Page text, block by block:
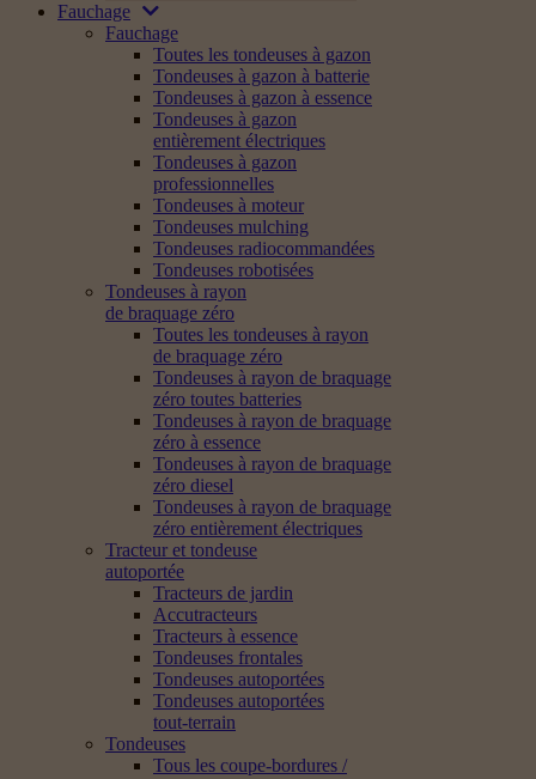
Fauchage
Fauchage
Toutes les tondeuses à gazon
Tondeuses à gazon à batterie
Tondeuses à gazon à essence
Tondeuses à gazon
entièrement électriques
Tondeuses à gazon
professionnelles
Tondeuses à moteur
Tondeuses mulching
Tondeuses radiocommandées
Tondeuses robotisées
Tondeuses à rayon
de braquage zéro
Toutes les tondeuses à rayon
de braquage zéro
Tondeuses à rayon de braquage
zéro toutes batteries
Tondeuses à rayon de braquage
zéro à essence
Tondeuses à rayon de braquage
zéro diesel
Tondeuses à rayon de braquage
zéro entièrement électriques
Tracteur et tondeuse
autoportée
Tracteurs de jardin
Accutracteurs
Tracteurs à essence
Tondeuses frontales
Tondeuses autoportées
Tondeuses autoportées
tout-terrain
Tondeuses
Tous les coupe-bordures /